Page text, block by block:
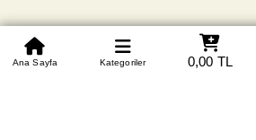
0850 305 09 70
Beden Tablosu Banka Hesapları
Ana Sayfa Kategoriler 0,00 TL